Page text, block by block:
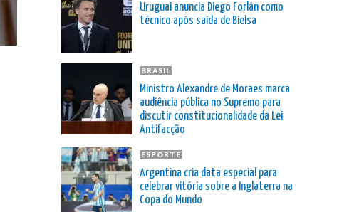
Uruguai anuncia Diego Forlán como
técnico após saída de Bielsa
BRASIL
Ministro Alexandre de Moraes marca
audiência pública no Supremo para
discutir constitucionalidade da Lei
Antifacção
ESPORTE
Argentina cria data especial para
celebrar vitória sobre a Inglaterra na
Copa do Mundo